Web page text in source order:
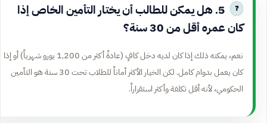
5. هل يمكن للطالب أن يختار التأمين الخاص إذا
كان عمره أقل من 30 سنة؟
نعم، يمكنه ذلك إذا كان لديه دخل كافٍ (عادةً أكثر من 1,200 يورو شهرياً) أو إذا
كان يعمل بدوام كامل. لكن الخيار الأكثر أماناً للطلاب تحت 30 سنة هو التأمين
الحكومي، لأنه أقل تكلفة وأكثر استقراراً.